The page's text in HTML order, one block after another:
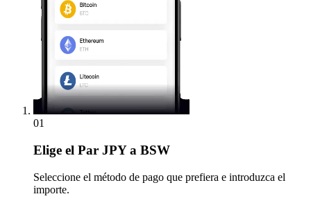
01
Elige el Par JPY a BSW
Seleccione el método de pago que prefiera e introduzca el
importe.